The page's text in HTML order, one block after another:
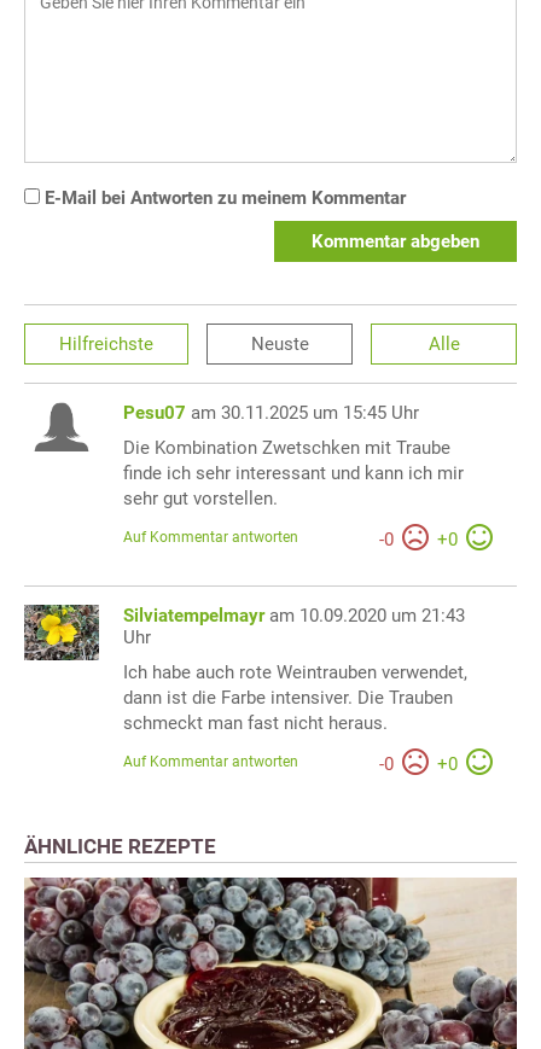
E-Mail bei Antworten zu meinem Kommentar
Kommentar abgeben
Hilfreichste Neuste Alle
Pesu07 am 30.11.2025 um 15:45 Uhr
Die Kombination Zwetschken mit Traube
finde ich sehr interessant und kann ich mir
sehr gut vorstellen.
-0 +0
Auf Kommentar antworten
Silviatempelmayr am 10.09.2020 um 21:43
Uhr
Ich habe auch rote Weintrauben verwendet,
dann ist die Farbe intensiver. Die Trauben
schmeckt man fast nicht heraus.
-0 +0
Auf Kommentar antworten
ÄHNLICHE REZEPTE